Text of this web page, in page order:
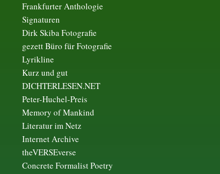
Frankfurter Anthologie
Signaturen
Dirk Skiba Fotografie
gezett Büro für Fotografie
Lyrikline
Kurz und gut
DICHTERLESEN.NET
Peter-Huchel-Preis
Memory of Mankind
Literatur im Netz
Internet Archive
theVERSEverse
Concrete Formalist Poetry